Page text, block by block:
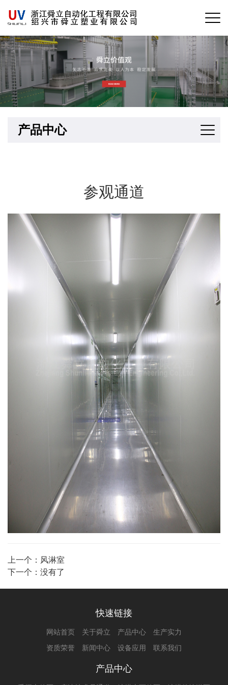
产品中心
参观通道
上一个： 风淋室
下一个：没有了
快速链接
网站首页 关于舜立 产品中心
生产实力
资质荣誉
新闻中心 设备应用 联系我们
产品中心